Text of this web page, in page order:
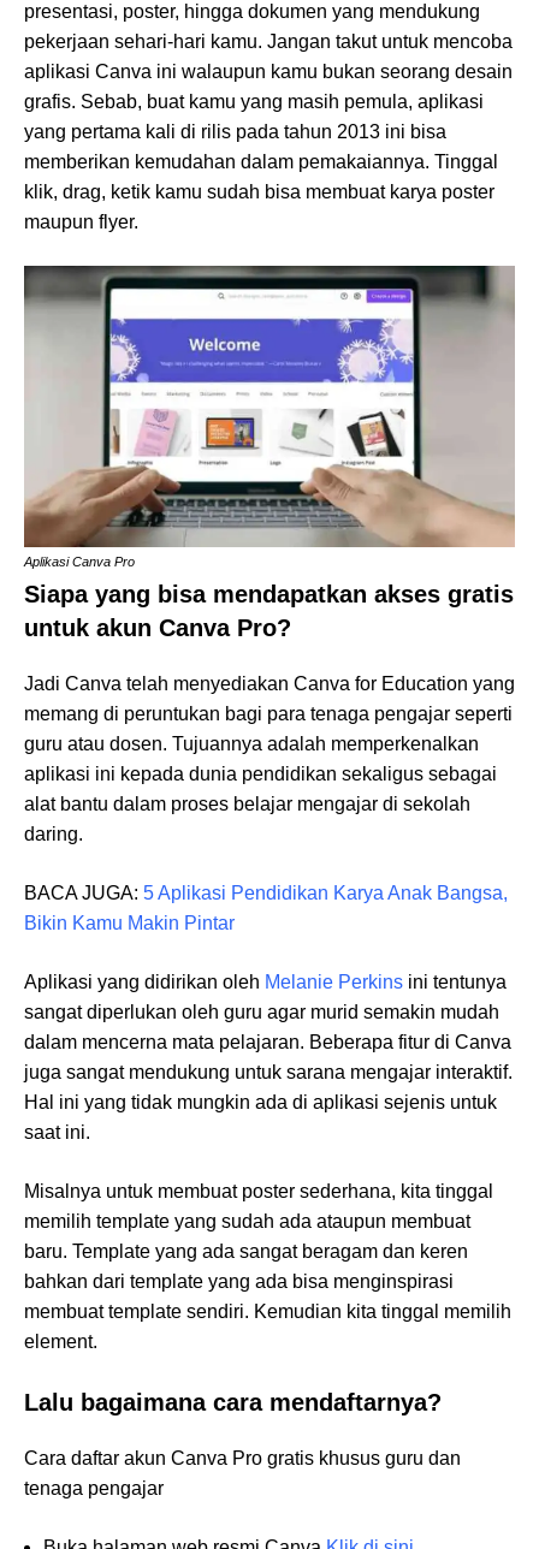
presentasi, poster, hingga dokumen yang mendukung
pekerjaan sehari-hari kamu. Jangan takut untuk mencoba
aplikasi Canva ini walaupun kamu bukan seorang desain
grafis. Sebab, buat kamu yang masih pemula, aplikasi
yang pertama kali di rilis pada tahun 2013 ini bisa
memberikan kemudahan dalam pemakaiannya. Tinggal
klik, drag, ketik kamu sudah bisa membuat karya poster
maupun flyer.
Aplikasi Canva Pro
Siapa yang bisa mendapatkan akses gratis
untuk akun Canva Pro?
Jadi Canva telah menyediakan Canva for Education yang
memang di peruntukan bagi para tenaga pengajar seperti
guru atau dosen. Tujuannya adalah memperkenalkan
aplikasi ini kepada dunia pendidikan sekaligus sebagai
alat bantu dalam proses belajar mengajar di sekolah
daring.
BACA JUGA: 5 Aplikasi Pendidikan Karya Anak Bangsa,
Bikin Kamu Makin Pintar
Aplikasi yang didirikan oleh Melanie Perkins ini tentunya
sangat diperlukan oleh guru agar murid semakin mudah
dalam mencerna mata pelajaran. Beberapa fitur di Canva
juga sangat mendukung untuk sarana mengajar interaktif.
Hal ini yang tidak mungkin ada di aplikasi sejenis untuk
saat ini.
Misalnya untuk membuat poster sederhana, kita tinggal
memilih template yang sudah ada ataupun membuat
baru. Template yang ada sangat beragam dan keren
bahkan dari template yang ada bisa menginspirasi
membuat template sendiri. Kemudian kita tinggal memilih
element.
Lalu bagaimana cara mendaftarnya?
Cara daftar akun Canva Pro gratis khusus guru dan
tenaga pengajar